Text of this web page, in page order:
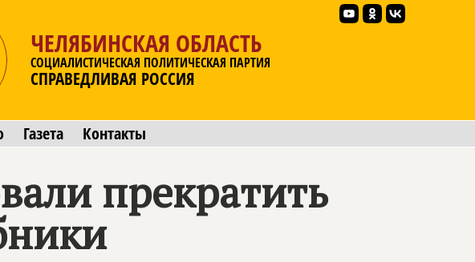
ЧЕЛЯБИНСКАЯ ОБЛАСТЬ
СОЦИАЛИСТИЧЕСКАЯ ПОЛИТИЧЕСКАЯ ПАРТИЯ
СПРАВЕДЛИВАЯ РОССИЯ
Газета Контакты
прекратить